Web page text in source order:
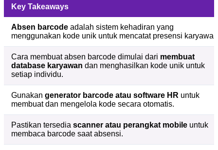
Key Takeaways
Absen barcode adalah sistem kehadiran yang
menggunakan kode unik untuk mencatat presensi
Cara membuat absen barcode dimulai dari membuat
database karyawan dan menghasilkan kode unik untuk
setiap individu.
Gunakan generator barcode atau software HR untuk
membuat dan mengelola kode secara otomatis.
Pastikan tersedia scanner atau perangkat mobile untuk
membaca barcode saat absensi.